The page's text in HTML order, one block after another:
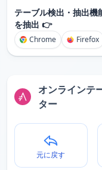
テーブル検出・抽出
を抽出 👉
Chrome Firefox
オンラインテ
ター
元に戻す